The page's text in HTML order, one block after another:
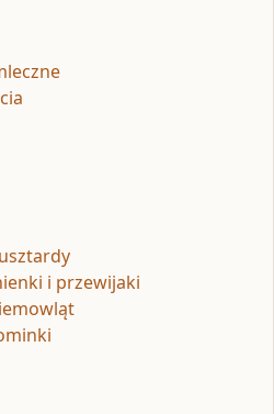
i przewijaki